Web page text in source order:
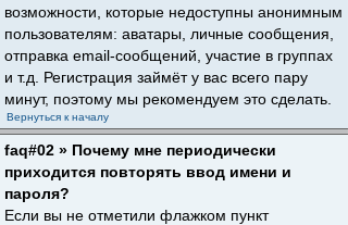
возможности, которые недоступны анонимным
пользователям: аватары, личные сообщения,
отправка email-сообщений, участие в группах
и т.д. Регистрация займёт у вас всего пару
минут, поэтому мы рекомендуем это сделать.
Вернуться к началу
faq#02 » Почему мне периодически
приходится повторять ввод имени и
пароля?
Если вы не отметили флажком пункт